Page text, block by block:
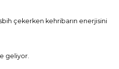
çekerken kehribarın enerjisini
geliyor.